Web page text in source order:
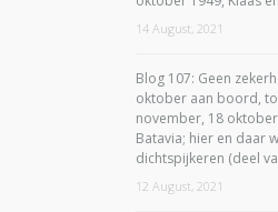
14 August, 2021
Blog 107: Geen
oktober aan boord,
november, 18
Batavia; hier en daar
dichtspijkeren (deel
12 August, 2021